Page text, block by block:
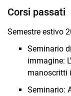
Corsi passati
Semestre estivo
Seminario
immagine:
manoscritti
Seminario: